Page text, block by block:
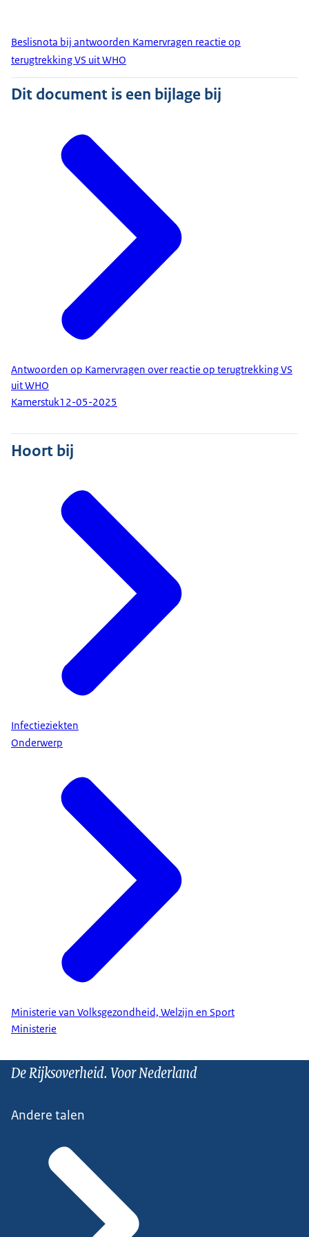
Beslisnota bij antwoorden Kamervragen reactie op
terugtrekking VS uit WHO
Dit document is een bijlage bij
Antwoorden op Kamervragen over reactie op terugtrekking VS
uit WHO
Kamerstuk12-05-2025
Hoort bij
Infectieziekten
Onderwerp
Ministerie van Volksgezondheid, Welzijn en Sport
Ministerie
De Rijksoverheid. Voor Nederland
Andere talen